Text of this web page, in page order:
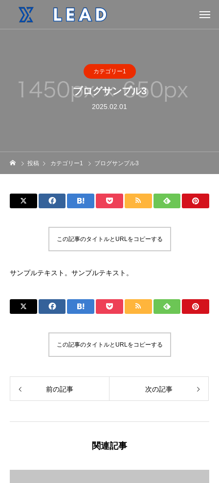
カテゴリー1
ブログサンプル3
2025.02.01
投稿 カテゴリー1 ブログサンプル3
この記事のタイトルとURLをコピーする
サンプルテキスト。サンプルテキスト。
この記事のタイトルとURLをコピーする
前の記事 次の記事
関連記事